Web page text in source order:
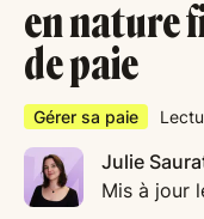
en nature
de paie
Gérer sa paie
Julie
Mis à jour